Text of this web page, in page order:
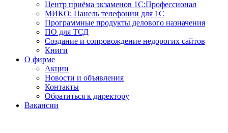
Центр приёма экзаменов 1С:Профессионал
МИКО: Панель телефонии для 1С
Программные продукты делового назначения
ПО для ТСД
Создание и сопровождение недорогих сайтов
Книги
О фирме
Акции
Новости и объявления
Контакты
Обратиться к директору
Вакансии